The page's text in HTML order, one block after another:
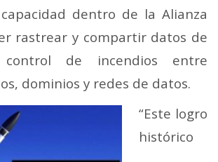
dentro de la Alianza
rastrear y compartir datos de
de incendios entre
dominios y redes de datos.
“Este logro
histórico